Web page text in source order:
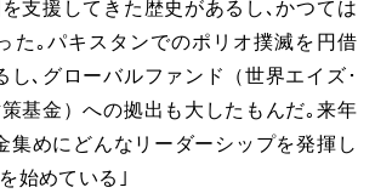
支援してきた歴史があるし､かつては
た｡パキスタンでのポリオ撲滅を円借
し､グローバルファンド（世界エイズ･
基金）への拠出も大したもんだ｡来年
集めにどんなリーダーシップを発揮し
始めている｣